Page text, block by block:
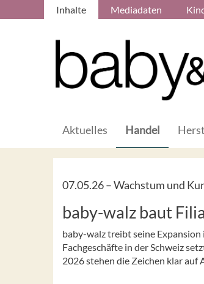
Inhalte Mediadaten
Aktuelles Handel
07.05.26 –Wachstum und
baby-walz baut
baby-walz treibt seine
Fachgeschäfte in der Schweiz
2026 stehen die Zeichen klar auf